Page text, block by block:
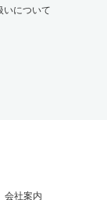
いについて
会社案内